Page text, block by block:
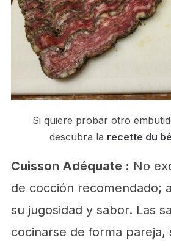
Si quiere probar otro
descubra la recette du
Cuisson Adéquate : No
de cocción recomendado;
su jugosidad y sabor. Las
cocinarse de forma pareja,